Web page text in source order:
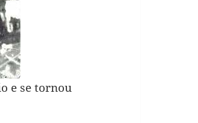
e se tornou